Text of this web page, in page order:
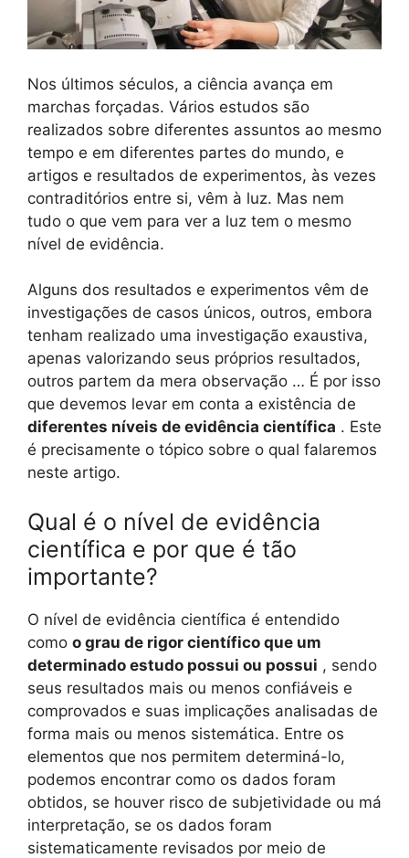
Nos últimos séculos, a ciência avança em
marchas forçadas. Vários estudos são
realizados sobre diferentes assuntos ao mesmo
tempo e em diferentes partes do mundo, e
artigos e resultados de experimentos, às vezes
contraditórios entre si, vêm à luz. Mas nem
tudo o que vem para ver a luz tem o mesmo
nível de evidência.
Alguns dos resultados e experimentos vêm de
investigações de casos únicos, outros, embora
tenham realizado uma investigação exaustiva,
apenas valorizando seus próprios resultados,
outros partem da mera observação … É por isso
que devemos levar em conta a existência de
diferentes níveis de evidência científica . Este
é precisamente o tópico sobre o qual falaremos
neste artigo.
Qual é o nível de evidência
científica e por que é tão
importante?
O nível de evidência científica é entendido
como o grau de rigor científico que um
determinado estudo possui ou possui , sendo
seus resultados mais ou menos confiáveis ​​e
comprovados e suas implicações analisadas de
forma mais ou menos sistemática. Entre os
elementos que nos permitem determiná-lo,
podemos encontrar como os dados foram
obtidos, se houver risco de subjetividade ou má
interpretação, se os dados foram
sistematicamente revisados ​​por meio de